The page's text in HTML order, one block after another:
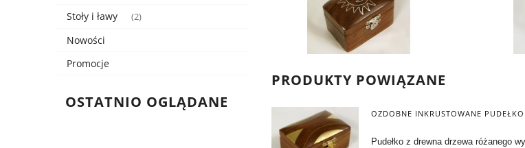
Stoły i ławy (2)
Nowości
Promocje
OSTATNIO OGLĄDANE
PRODUKTY POWIĄZANE
OZDOBNE INKRUSTOWANE
Pudełko z drewna drzewa różanego